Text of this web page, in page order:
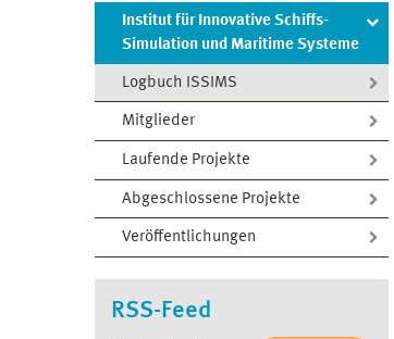
Institut für Innovative Schiffs-
Simulation und Maritime Systeme
Logbuch ISSIMS
Mitglieder
Laufende Projekte
Abgeschlossene Projekte
Veröffentlichungen
RSS-Feed